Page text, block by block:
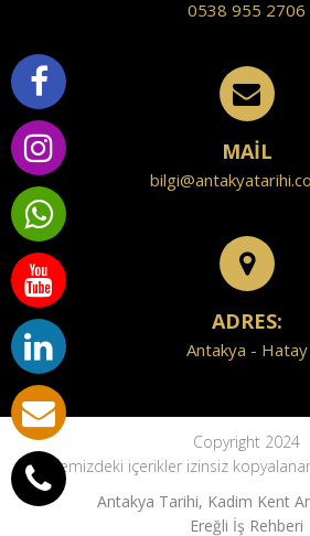
0538 955 2706
MAİL
ADRES:
Antakya - Hatay
Copyright 2024
Sitemizdeki içerikler izinsiz
Antakya Tarihi, Kadim Kent
Ereğli İş Rehberi